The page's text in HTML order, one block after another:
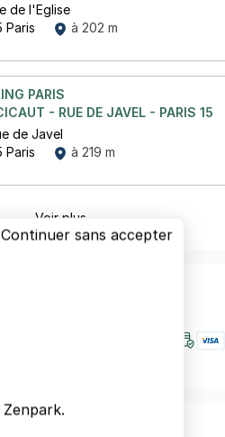
de l'Eglise
Paris
à 202 m
PARIS
- RUE DE JAVEL - PARIS 15
de Javel
Paris
à 219 m
Voir plus
Continuer sans accepter